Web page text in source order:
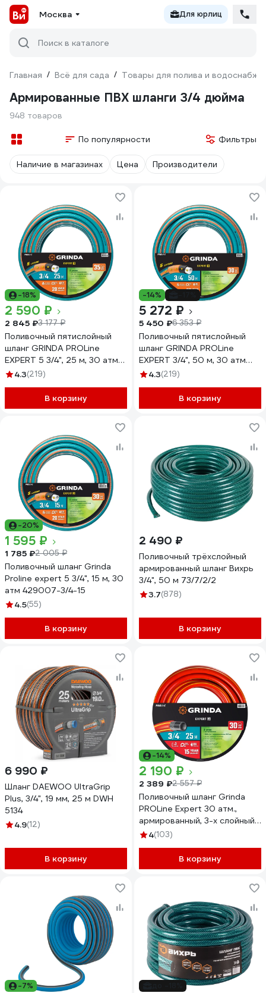
Москва Для юрлиц
Поиск в каталоге
Главная / Всё для сада / Товары для полива и
Армированные ПВХ шланги 3/4 дюйма
948 товаров
По популярности Фильтры
Наличие в магазинах Цена Производители
-18%
2 590 ₽
2 845 ₽3 177 ₽
Поливочный пятислойный
шланг GRINDA PROLine
EXPERT 5 3/4", 25 м, 30 атм
429007-3/4-25
4.3(219)
В корзину
-14%
5 272 ₽
5 450 ₽6 353 ₽
Поливочный пятислойный
шланг GRINDA PROLine
EXPERT 3/4", 50 м, 30 атм
429007-3/4-50
4.3(219)
В корзину
-20%
1 595 ₽
1 785 ₽2 005 ₽
Поливочный шланг Grinda
Proline expert 5 3/4", 15 м, 30
атм 429007-3/4-15
4.5(55)
В корзину
2 490 ₽
Поливочный трёхслойный
армированный шланг Вихрь
3/4", 50 м 73/7/2/2
3.7(878)
В корзину
6 990 ₽
Шланг DAEWOO UltraGrip
Plus, 3/4", 19 мм, 25 м DWH
5134
4.9(12)
В корзину
-14%
2 190 ₽
2 389 ₽2 557 ₽
Поливочный шланг Grinda
PROLine Expert 30 атм.,
армированный, 3-х слойный,
3/4х25м 8-429005-3/4-
4(103)
В корзину
-7%